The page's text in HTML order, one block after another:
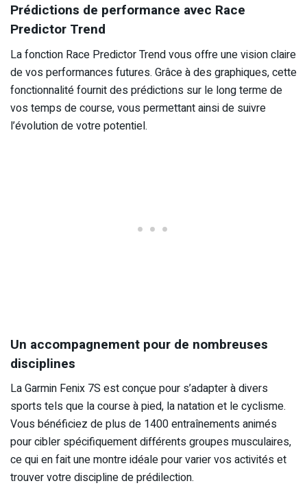
Prédictions de performance avec Race
Predictor Trend
La fonction Race Predictor Trend vous offre une vision claire
de vos performances futures. Grâce à des graphiques, cette
fonctionnalité fournit des prédictions sur le long terme de
vos temps de course, vous permettant ainsi de suivre
l’évolution de votre potentiel.
Un accompagnement pour de nombreuses
disciplines
La Garmin Fenix 7S est conçue pour s’adapter à divers
sports tels que la course à pied, la natation et le cyclisme.
Vous bénéficiez de plus de 1400 entraînements animés
pour cibler spécifiquement différents groupes musculaires,
ce qui en fait une montre idéale pour varier vos activités et
trouver votre discipline de prédilection.